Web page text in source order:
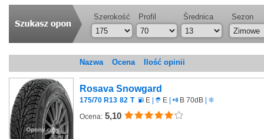
Szerokość Profil Średnica Sezon
Nazwa Ocena Ilość opinii
Rosava Snowgard
175/70 R13 82 T E E B 70dB
Ocena: 5,10